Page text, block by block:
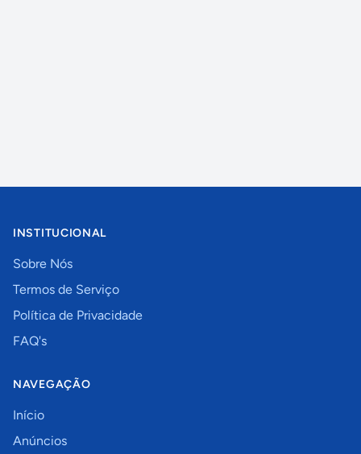
INSTITUCIONAL
Sobre Nós
Termos de Serviço
Política de Privacidade
FAQ's
NAVEGAÇÃO
Início
Anúncios